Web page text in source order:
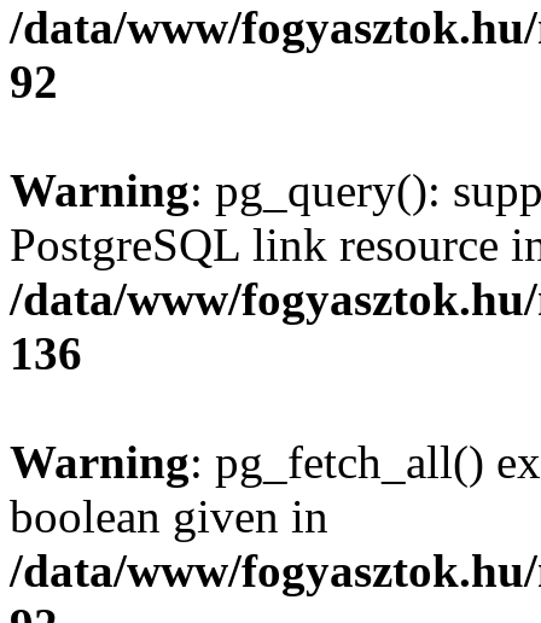
/data/www/
92
Warning: pg_query():
PostgreSQL link resource
/data/www/
136
Warning: pg_fetch_all()
boolean given in
/data/www/